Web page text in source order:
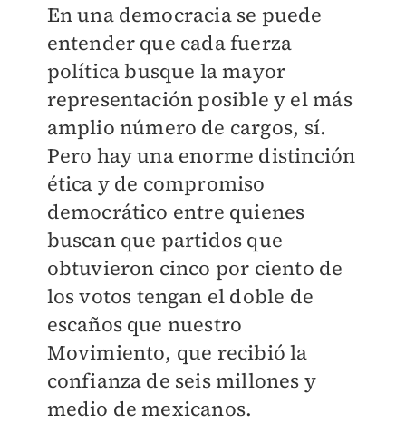
En una democracia se puede
entender que cada fuerza
política busque la mayor
representación posible y el más
amplio número de cargos, sí.
Pero hay una enorme distinción
ética y de compromiso
democrático entre quienes
buscan que partidos que
obtuvieron cinco por ciento de
los votos tengan el doble de
escaños que nuestro
Movimiento, que recibió la
confianza de seis millones y
medio de mexicanos.